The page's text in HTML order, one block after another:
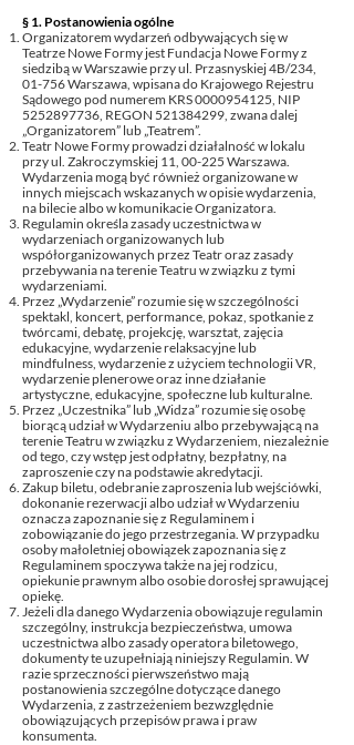
§ 1. Postanowienia ogólne
Organizatorem wydarzeń odbywających się w
Teatrze Nowe Formy jest Fundacja Nowe Formy z
siedzibą w Warszawie przy ul. Przasnyskiej 4B/234,
01-756 Warszawa, wpisana do Krajowego Rejestru
Sądowego pod numerem KRS0000954125, NIP
5252897736, REGON 521384299, zwana dalej
„Organizatorem” lub „Teatrem”.
Teatr Nowe Formy prowadzi działalność w lokalu
przy ul. Zakroczymskiej 11, 00-225 Warszawa.
Wydarzenia mogą być również organizowane w
innych miejscach wskazanych w opisie wydarzenia,
na bilecie albo w komunikacie Organizatora.
Regulamin określa zasady uczestnictwa w
wydarzeniach organizowanych lub
współorganizowanych przez Teatr oraz zasady
przebywania na terenie Teatru w związku z tymi
wydarzeniami.
Przez „Wydarzenie” rozumie się w szczególności
spektakl, koncert, performance, pokaz, spotkanie z
twórcami, debatę, projekcję, warsztat, zajęcia
edukacyjne, wydarzenie relaksacyjne lub
mindfulness, wydarzenie z użyciem technologii VR,
wydarzenie plenerowe oraz inne działanie
artystyczne, edukacyjne, społeczne lub kulturalne.
Przez „Uczestnika” lub „Widza” rozumie się osobę
biorącą udział w Wydarzeniu albo przebywającą na
terenie Teatru w związku z Wydarzeniem, niezależnie
od tego, czy wstęp jest odpłatny, bezpłatny, na
zaproszenie czy na podstawie akredytacji.
Zakup biletu, odebranie zaproszenia lub wejściówki,
dokonanie rezerwacji albo udział w Wydarzeniu
oznacza zapoznanie się z Regulaminem i
zobowiązanie do jego przestrzegania. W przypadku
osoby małoletniej obowiązek zapoznania się z
Regulaminem spoczywa także na jej rodzicu,
opiekunie prawnym albo osobie dorosłej sprawującej
opiekę.
Jeżeli dla danego Wydarzenia obowiązuje regulamin
szczególny, instrukcja bezpieczeństwa, umowa
uczestnictwa albo zasady operatora biletowego,
dokumenty te uzupełniają niniejszy Regulamin. W
razie sprzeczności pierwszeństwo mają
postanowienia szczególne dotyczące danego
Wydarzenia, z zastrzeżeniem bezwzględnie
obowiązujących przepisów prawa i praw
konsumenta.